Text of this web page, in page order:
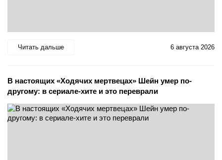
Читать дальше 6 августа 2026
В настоящих «Ходячих мертвецах» Шейн умер по-
другому: в сериале-хите и это переврали